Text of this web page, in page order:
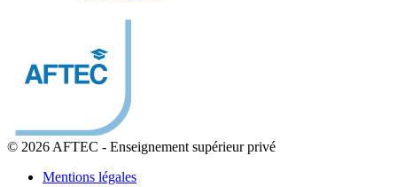
© 2026 AFTEC - Enseignement supérieur privé
Mentions légales